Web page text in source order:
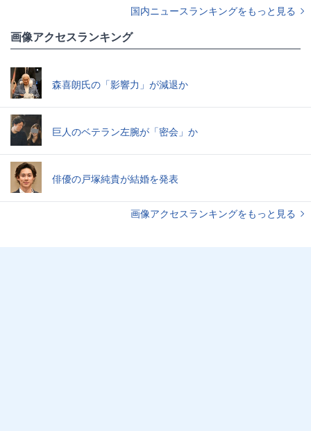
国内ニュースランキングをもっと見る
画像アクセスランキング
森喜朗氏の「影響力」が減退か
巨人のベテラン左腕が「密会」か
俳優の戸塚純貴が結婚を発表
画像アクセスランキングをもっと見る